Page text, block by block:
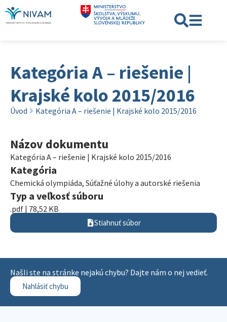
Kategória A – riešenie |
Krajské kolo 2015/2016
Úvod Kategória A – riešenie | Krajské kolo 2015/2016
Názov dokumentu
Kategória A – riešenie | Krajské kolo 2015/2016
Kategória
Chemická olympiáda, Súťažné úlohy a autorské riešenia
Typ a veľkosť súboru
.pdf | 78,52 KB
Stiahnuť súbor
Našli ste na stránke nejakú chybu? Dajte nám o nej vedieť.
Nahlásiť chybu